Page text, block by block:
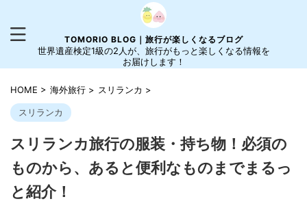
TOMORIO BLOG｜旅行が楽しくなるブログ
世界遺産検定1級の2人が、旅行がもっと楽しくなる情報を
お届けします！
HOME > 海外旅行 > スリランカ >
スリランカ
スリランカ旅行の服装・持ち物！必須の
ものから、あると便利なものまでまるっ
と紹介！